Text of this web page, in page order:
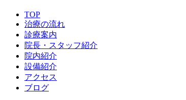
TOP
治療の流れ
診療案内
院長・スタッフ紹介
院内紹介
設備紹介
アクセス
ブログ